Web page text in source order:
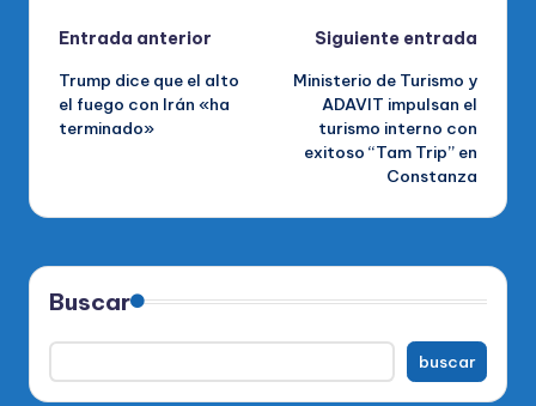
Navegación
de
entradas
Entrada anterior
Trump dice que el alto
el fuego con Irán «ha
terminado»
Siguiente entrada
Ministerio de Turismo y
ADAVIT impulsan el
turismo interno con
exitoso “Tam Trip” en
Constanza
Buscar
buscar